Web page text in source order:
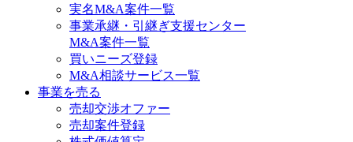
実名M&A案件一覧
事業承継・引継ぎ支援センター
M&A案件一覧
買いニーズ登録
M&A相談サービス一覧
事業を売る
売却交渉オファー
売却案件登録